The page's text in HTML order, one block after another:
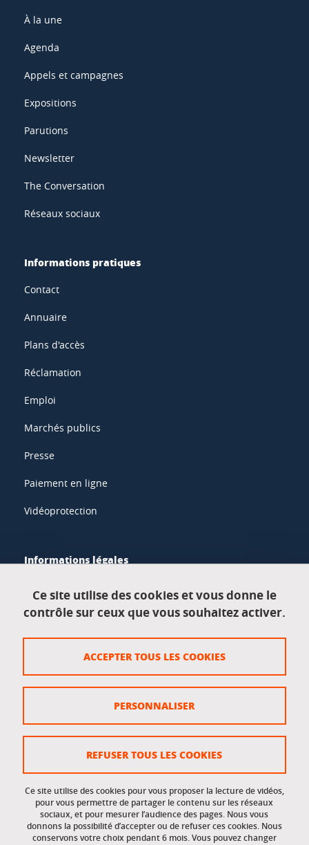
À la une
Agenda
Appels et campagnes
Expositions
Parutions
Newsletter
The Conversation
Réseaux sociaux
Informations pratiques
Contact
Annuaire
Plans d'accès
Réclamation
Emploi
Marchés publics
Presse
Paiement en ligne
Vidéoprotection
Informations légales
Données personnelles
Crédits
Gestion des cookies
Accessibilité : non conforme
Accès réservés
Intranet des étudiants et des personnels
Ce site utilise des cookies et vous donne le
contrôle sur ceux que vous souhaitez activer.
Ce site utilise des cookies pour vous proposer la lecture de vidéos,
pour vous permettre de partager le contenu sur les réseaux
sociaux, et pour mesurer l’audience des pages. Nous vous
donnons la possibilité d’accepter ou de refuser ces cookies. Nous
conservons votre choix pendant 6 mois. Vous pouvez changer
ACCEPTER TOUS LES COOKIES
REFUSER TOUS LES COOKIES
PERSONNALISER